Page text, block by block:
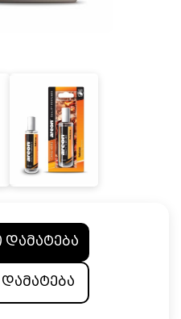
დამატება
დამატება